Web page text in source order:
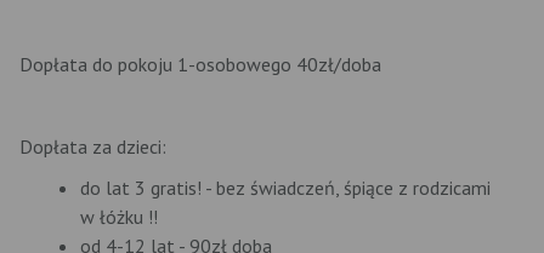
Dopłata do pokoju 1-osobowego 40zł/doba
Dopłata za dzieci:
do lat 3 gratis! - bez świadczeń, śpiące z rodzicami
w łóżku !!
od 4-12 lat - 90zł doba